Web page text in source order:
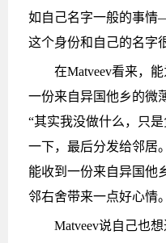
如自己名字一般的事
这个身份和自己的名字
在Matveev看来，
一份来自异国他乡的微
“其实我没做什么，只
一下，最后分发给邻居
能收到一份来自异国他
邻右舍带来一点好心情。
Matveev说自己也